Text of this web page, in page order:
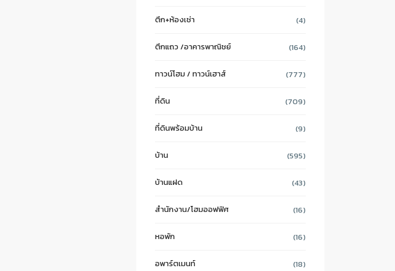
ตึก+ห้องเช่า (4)
ตึกแถว /อาคารพาณิชย์ (164)
ทาวน์โฮม / ทาวน์เฮาส์ (777)
ที่ดิน (709)
ที่ดินพร้อมบ้าน (9)
บ้าน (595)
บ้านแฝด (43)
สำนักงาน/โฮมออฟฟิศ (16)
หอพัก (16)
อพาร์ตเมนท์ (18)